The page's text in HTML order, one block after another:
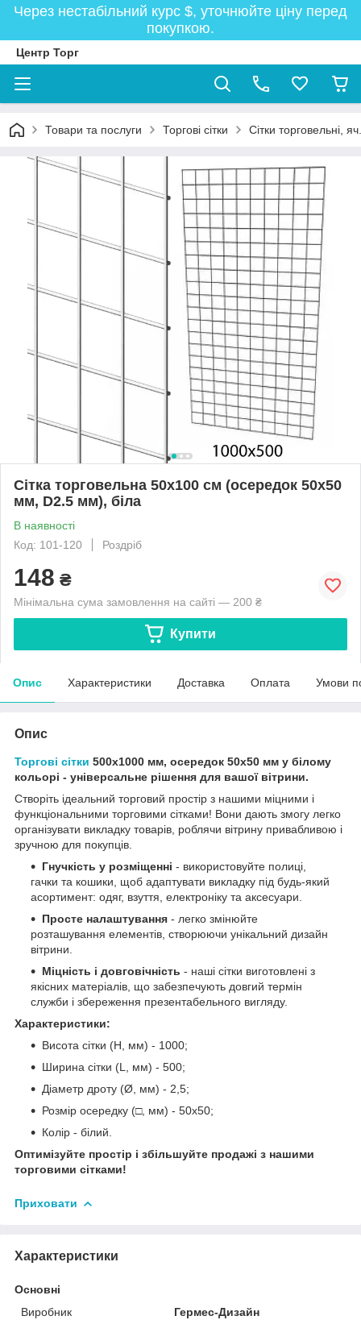
Через нестабільний курс $, уточнюйте ціну перед
покупкою.
Центр Торг
Товари та послуги Торгові сітки Сітки торговельні,
Сітка торговельна 50х100 см (осередок 50х50
мм, D2.5 мм), біла
В наявності
Код: 101-120
Роздріб
148 ₴
Мінімальна сума замовлення на сайті — 200 ₴
Купити
Опис Характеристики Доставка Оплата Умови
Опис
Торгові сітки 500х1000 мм, осередок 50х50 мм у білому
кольорі - універсальне рішення для вашої вітрини.
Створіть ідеальний торговий простір з нашими міцними і
функціональними торговими сітками! Вони дають змогу легко
організувати викладку товарів, роблячи вітрину привабливою і
зручною для покупців.
Гнучкість у розміщенні - використовуйте полиці,
гачки та кошики, щоб адаптувати викладку під будь-який
асортимент: одяг, взуття, електроніку та аксесуари.
Просте налаштування - легко змінюйте
розташування елементів, створюючи унікальний дизайн
вітрини.
Міцність і довговічність - наші сітки виготовлені з
якісних матеріалів, що забезпечують довгий термін
служби і збереження презентабельного вигляду.
Характеристики:
Висота сітки (H, мм) - 1000;
Ширина сітки (L, мм) - 500;
Діаметр дроту (Ø, мм) - 2,5;
Розмір осередку (□, мм) - 50х50;
Колір - білий.
Оптимізуйте простір і збільшуйте продажі з нашими
торговими сітками!
Приховати
Характеристики
Основні
Виробник
Гермес-Дизайн